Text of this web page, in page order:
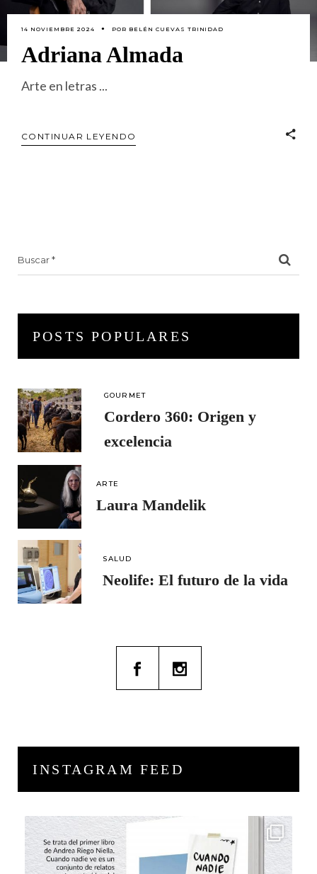
14 NOVIEMBRE 2024 POR BELÉN CUEVAS TRINIDAD
Adriana Almada
Arte en letras
CONTINUAR LEYENDO
POSTS POPULARES
GOURMET
Cordero 360: Origen y
excelencia
ARTE
Laura Mandelik
SALUD
Neolife: El futuro de la vida
INSTAGRAM FEED